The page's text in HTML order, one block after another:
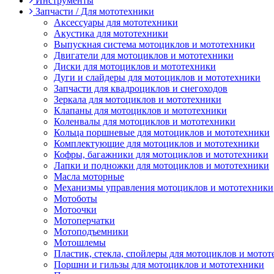
Запчасти / Для мототехники
Аксессуары для мототехники
Акустика для мототехники
Выпускная система мотоциклов и мототехники
Двигатели для мотоциклов и мототехники
Диски для мотоциклов и мототехники
Дуги и слайдеры для мотоциклов и мототехники
Запчасти для квадроциклов и снегоходов
Зеркала для мотоциклов и мототехники
Клапаны для мотоциклов и мототехники
Коленвалы для мотоциклов и мототехники
Кольца поршневые для мотоциклов и мототехники
Комплектующие для мотоциклов и мототехники
Кофры, багажники для мотоциклов и мототехники
Лапки и подножки для мотоциклов и мототехники
Масла моторные
Механизмы управления мотоциклов и мототехники
Мотоботы
Мотоочки
Мотоперчатки
Мотоподъемники
Мотошлемы
Пластик, стекла, спойлеры для мотоциклов и
Поршни и гильзы для мотоциклов и мототехники